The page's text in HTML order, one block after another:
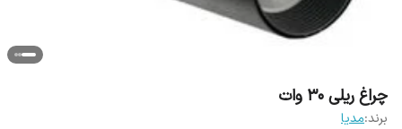
چراغ ریلی 30 وات
برند:مدیا